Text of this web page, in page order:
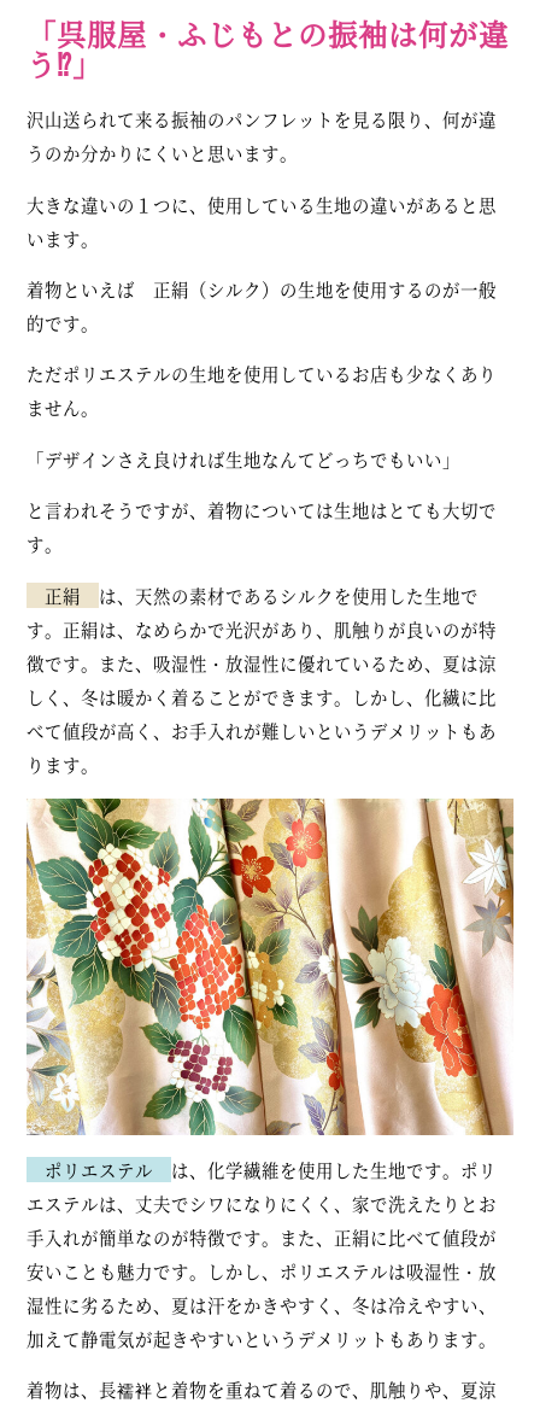
「呉服屋・ふじもとの振袖は何が違
う⁉︎」
沢山送られて来る振袖のパンフレットを見る限り、何が違
うのか分かりにくいと思います。
大きな違いの１つに、使用している生地の違いがあると思
います。
着物といえば 正絹（シルク）の生地を使用するのが一般
的です。
ただポリエステルの生地を使用しているお店も少なくあり
ません。
「デザインさえ良ければ生地なんてどっちでもいい」
と言われそうですが、着物については生地はとても大切で
す。
正絹 は、天然の素材であるシルクを使用した生地で
す。正絹は、なめらかで光沢があり、肌触りが良いのが特
徴です。また、吸湿性・放湿性に優れているため、夏は涼
しく、冬は暖かく着ることができます。しかし、化繊に比
べて値段が高く、お手入れが難しいというデメリットもあ
ります。
ポリエステル は、化学繊維を使用した生地です。ポリ
エステルは、丈夫でシワになりにくく、家で洗えたりとお
手入れが簡単なのが特徴です。また、正絹に比べて値段が
安いことも魅力です。しかし、ポリエステルは吸湿性・放
湿性に劣るため、夏は汗をかきやすく、冬は冷えやすい、
加えて静電気が起きやすいというデメリットもあります。
着物は、長襦袢と着物を重ねて着るので、肌触りや、夏涼